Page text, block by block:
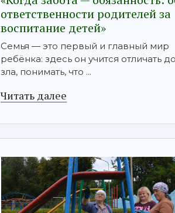
ответственности родителей за
воспитание детей»
Семья — это первый и главный мир
ребёнка: здесь он учится отличать
зла, понимать, что ...
Читать далее